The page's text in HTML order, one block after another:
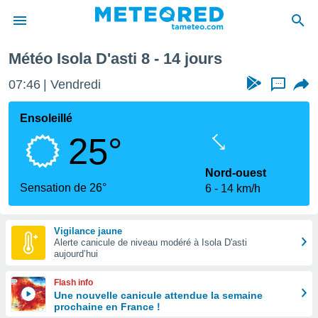
de
Météo Isola D'asti 8 - 14 jours
07:46 Vendredi ...
Ensoleillé
25°
Sensation de 26°
Nord-ouest
6
14 km/h
Vigilance jaune
Alerte canicule de niveau modéré à Isola D'asti
aujourd’hui
Flash info
Une nouvelle canicule attendue la semaine
prochaine en France !